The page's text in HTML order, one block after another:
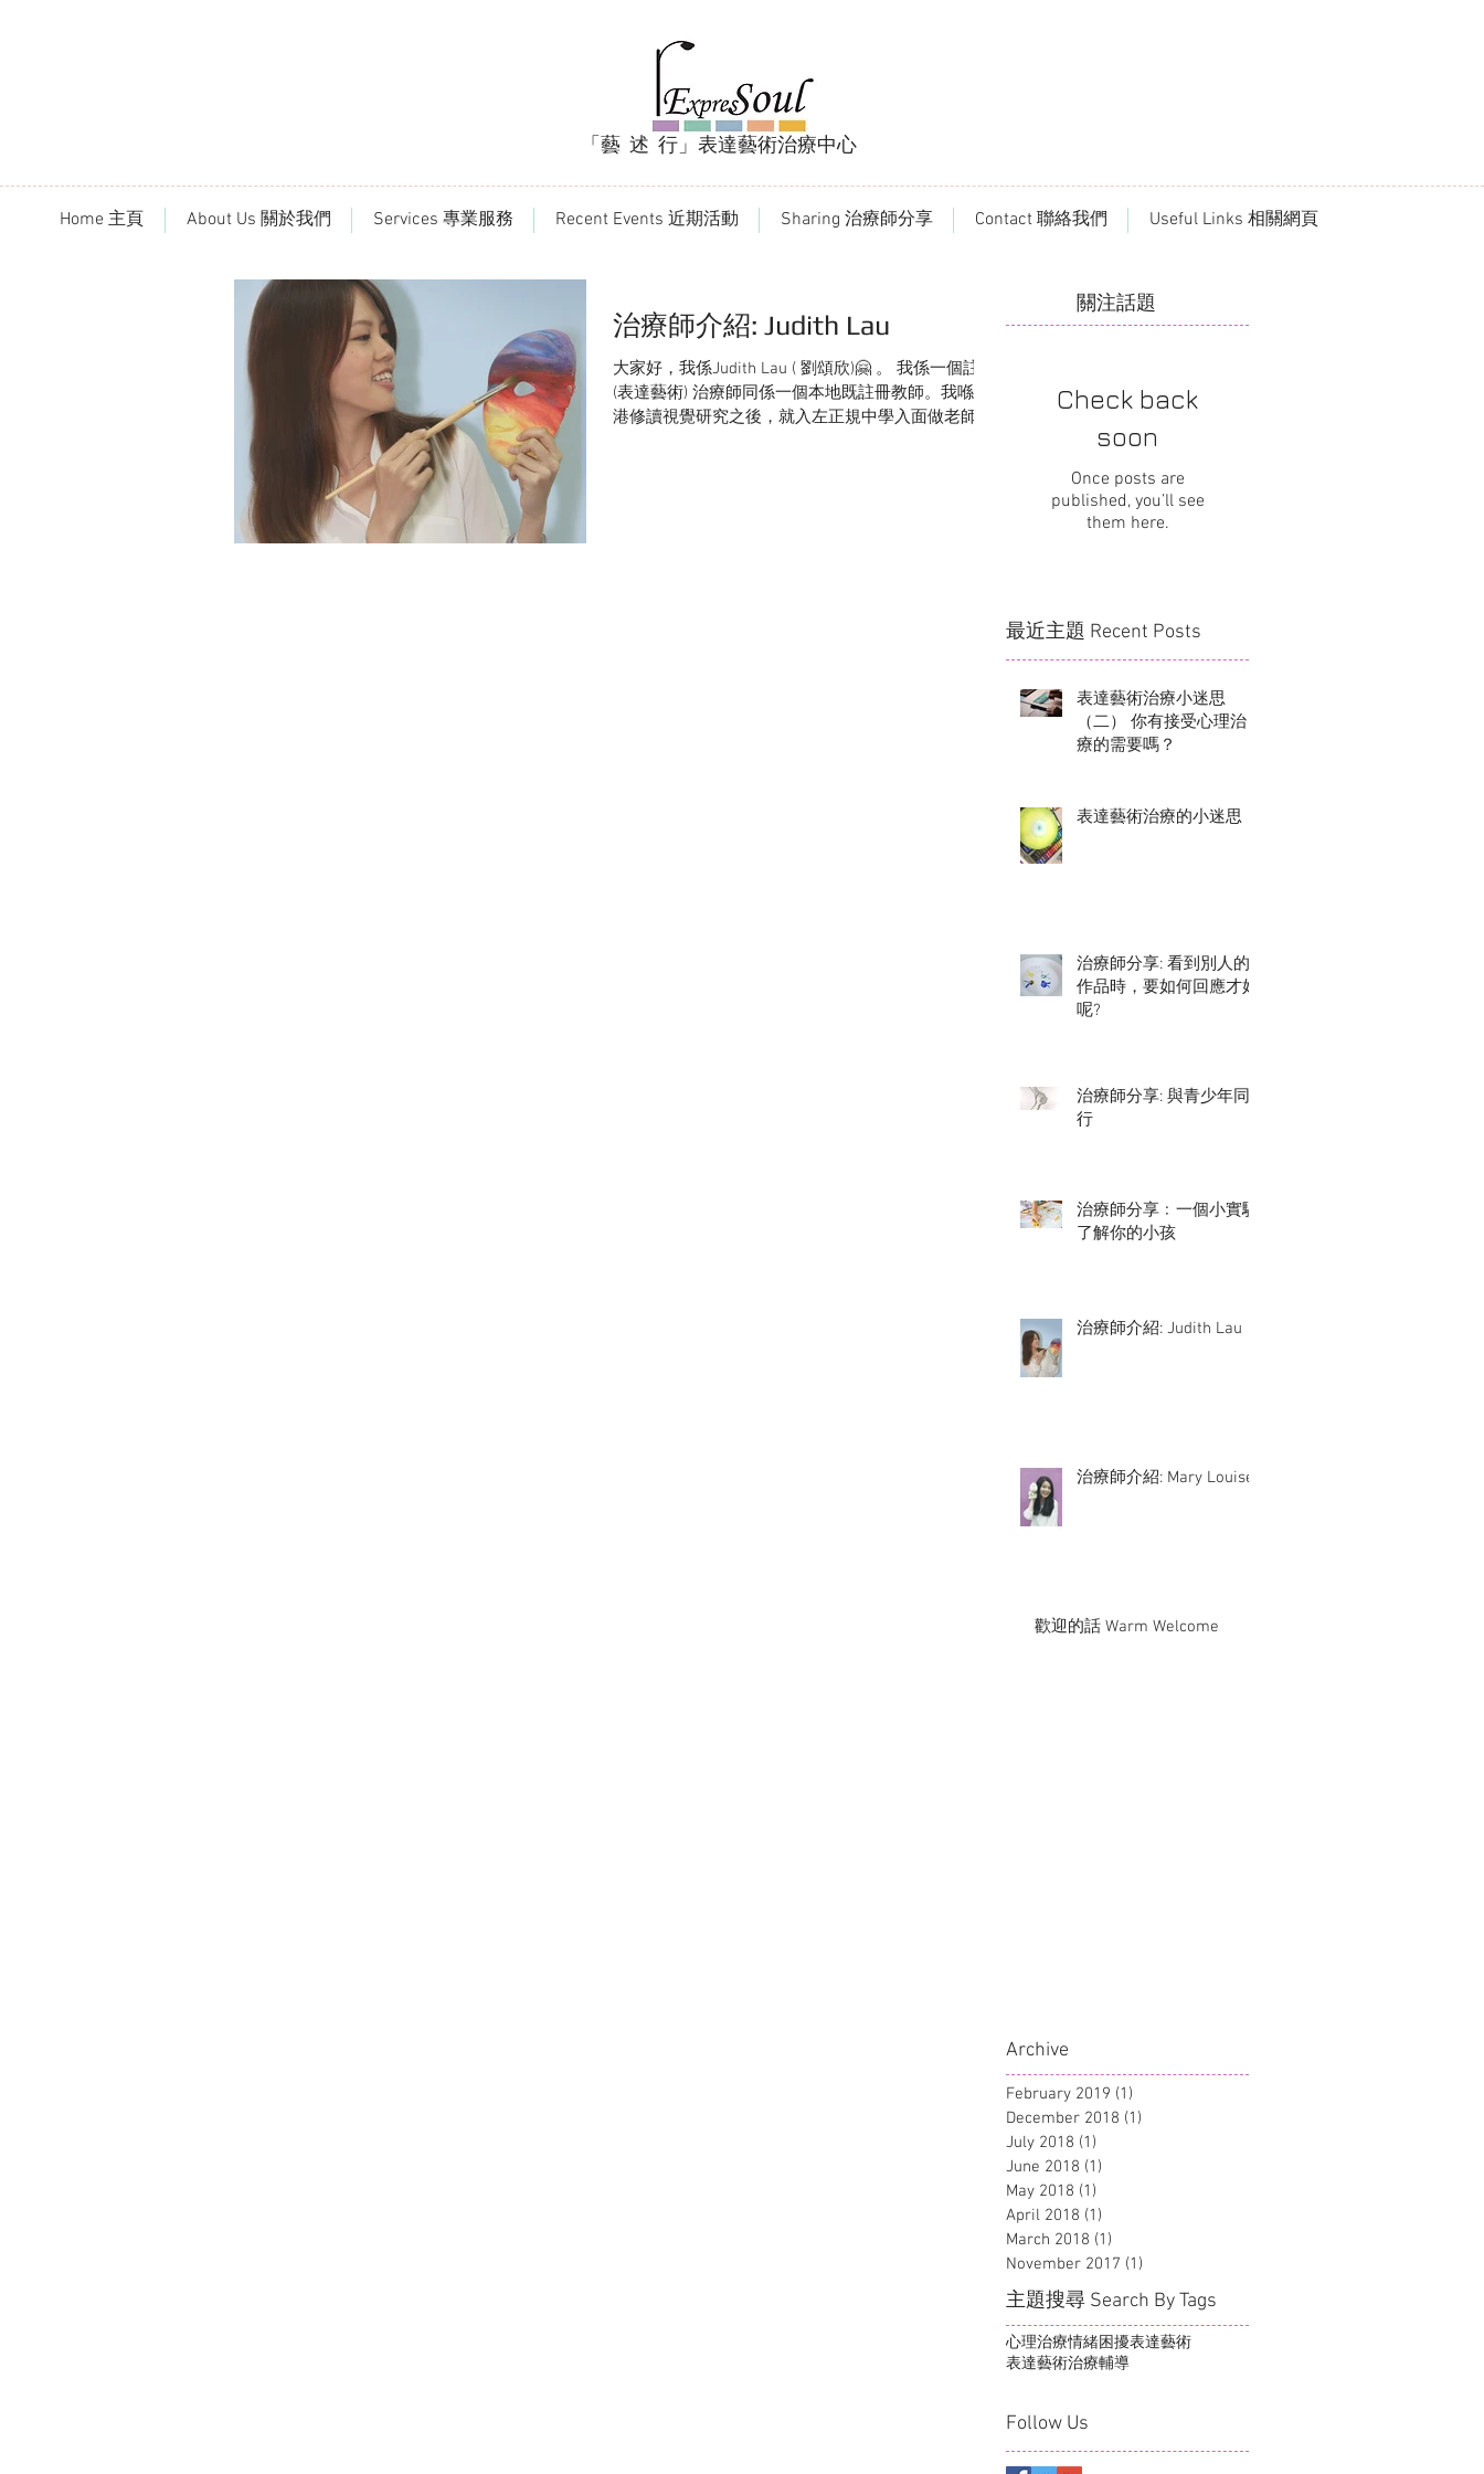
「藝 述 行」表達藝術治療中心
Home 主頁 About Us 關於我們 Services 專業服務 Recent Events 近期活動 Sharing 治療師分享 Contact 聯絡我們 Useful Links 相關網頁
治療師介紹: Judith Lau
大家好，我係Judith Lau ( 劉頌欣)🤗 。 我係一個註冊
(表達藝術) 治療師同係一個本地既註冊教師。我喺香
港修讀視覺研究之後，就入左正規中學入面做老師同
​關注話題
Check back
soon
Once posts are
published, you’ll see
them here.
最近主題 Recent Posts
表達藝術治療小迷思
（二） 你有接受心理治
療的需要嗎？
表達藝術治療的小迷思
治療師分享: 看到別人的
作品時，要如何回應才好
呢?
治療師分享: 與青少年同
行
治療師分享﹕一個小實驗
了解你的小孩
治療師介紹: Judith Lau
治療師介紹: Mary Louise
歡迎的話 Warm Welcome
Archive
February 2019 (1)
December 2018 (1)
July 2018 (1)
June 2018 (1)
May 2018 (1)
April 2018 (1)
March 2018 (1)
November 2017 (1)
主題搜尋 Search By Tags
心理治療情緒困擾表達藝術
表達藝術治療輔導
Follow Us